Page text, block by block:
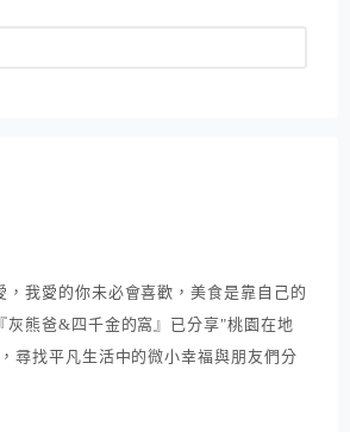
，我愛的你未必會喜歡，美食是靠自己的
灰熊爸&四千金的窩』已分享"桃園在地
尋找平凡生活中的微小幸福與朋友們分